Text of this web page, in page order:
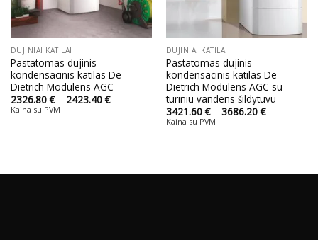
DUJINIAI KATILAI
Pastatomas dujinis
kondensacinis katilas De
Dietrich Modulens AGC
2326.80€ – 2423.40€Price
range:
Kaina su PVM
DUJINIAI KATILAI
Pastatomas dujinis
kondensacinis katilas De
Dietrich Modulens AGC su
tūriniu vandens šildytuvu
3421.60€ – 3686.20€Price
range:
Kaina su PVM